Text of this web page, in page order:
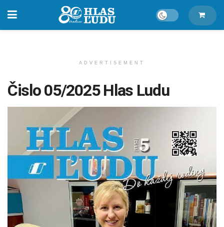
ADVERTISEMENT
Čislo 05/2025 Hlas Ludu